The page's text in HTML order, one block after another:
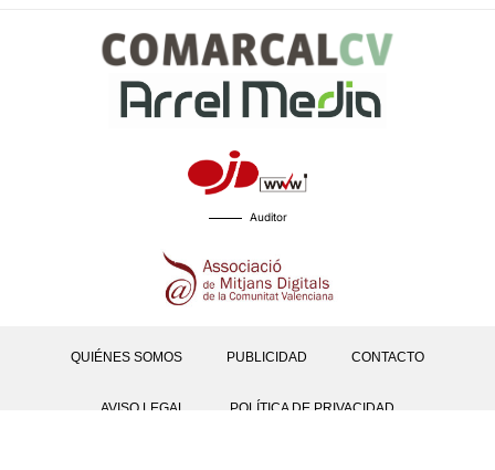
Auditor
QUIÉNES SOMOS PUBLICIDAD CONTACTO
AVISO LEGAL POLÍTICA DE PRIVACIDAD